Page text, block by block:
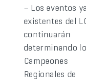
– Los eventos ya
existentes del
continuarán
determinando
Campeones
Regionales de